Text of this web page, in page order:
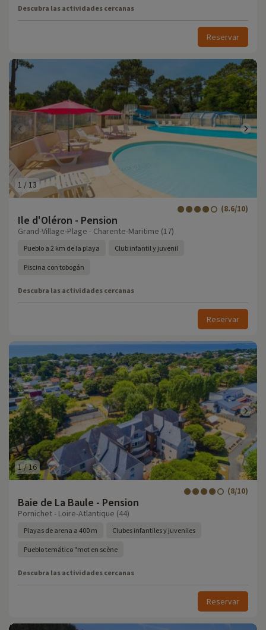
Descubra las actividades cercanas
Reservar
1 / 13
Ile d'Oléron - Pension
(8.6/10)
Grand-Village-Plage - Charente-Maritime (17)
Pueblo a 2 km de la playa Club infantil y juvenil
Piscina con tobogán
Descubra las actividades cercanas
Reservar
1/16
Baie de La Baule - Pension
(8/10)
Pornichet - Loire-Atlantique (44)
Playas de arena a 400 m Clubes infantiles y juveniles
Pueblo temático "mot en scène
Descubra las actividades cercanas
Reservar